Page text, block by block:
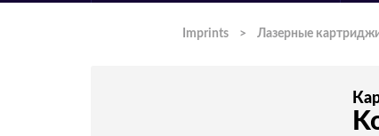
Imprints > Лазерные